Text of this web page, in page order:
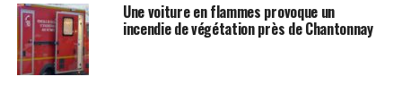
Une voiture en flammes provoque un
incendie de végétation près de Chantonnay